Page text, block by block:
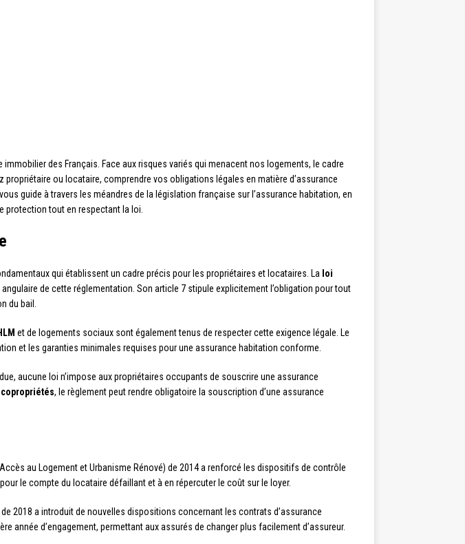
des Français. Face aux risques variés qui menacent nos logements, le cadre
ou locataire, comprendre vos obligations légales en matière d’assurance
guide à travers les méandres de la législation française sur l’assurance habitation, en
tout en respectant la loi.
qui établissent un cadre précis pour les propriétaires et locataires. La loi
de cette réglementation. Son article 7 stipule explicitement l’obligation pour tout
du bail.
et de logements sociaux sont également tenus de respecter cette exigence légale. Le
et les garanties minimales requises pour une assurance habitation conforme.
aucune loi n’impose aux propriétaires occupants de souscrire une assurance
copropriétés, le règlement peut rendre obligatoire la souscription d’une assurance
au Logement et Urbanisme Rénové) de 2014 a renforcé les dispositifs de contrôle
le compte du locataire défaillant et à en répercuter le coût sur le loyer.
2018 a introduit de nouvelles dispositions concernant les contrats d’assurance
d’engagement, permettant aux assurés de changer plus facilement d’assureur.